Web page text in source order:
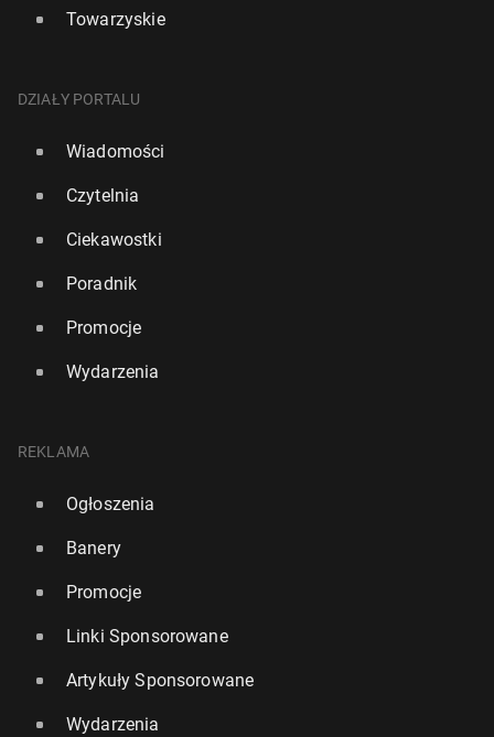
Towarzyskie
DZIAŁY PORTALU
Wiadomości
Czytelnia
Ciekawostki
Poradnik
Promocje
Wydarzenia
REKLAMA
Ogłoszenia
Banery
Promocje
Linki Sponsorowane
Artykuły Sponsorowane
Wydarzenia